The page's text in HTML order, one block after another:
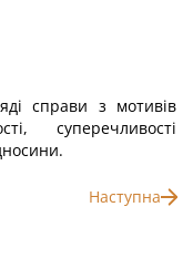
справи з мотивів
суперечливості
Наступна